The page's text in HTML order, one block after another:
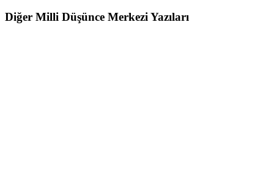
Diğer Milli Düşünce Merkezi Yazıları